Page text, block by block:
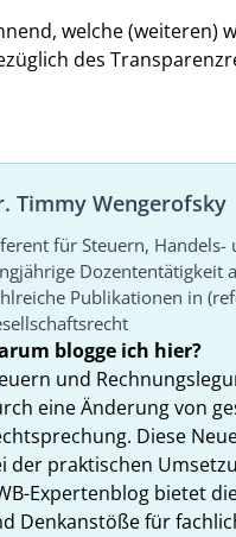
welche
des
Timmy Wengerofsky
für Steuern,
Dozententätigkeit
Publikationen in
blogge ich hier?
und
eine Änderung von
Diese
der praktischen
Expertenblog bietet
Denkanstöße für